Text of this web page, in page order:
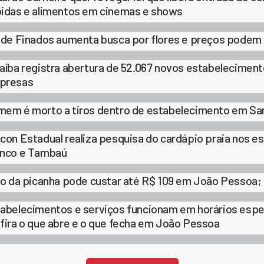
e alimentos em cinemas e shows
Finados aumenta busca por flores e preços
registra abertura de 52.067 novos
é morto a tiros dentro de estabelecimento em
Estadual realiza pesquisa do cardápio praia nos
e Tambaú
da picanha pode custar até R$ 109 em João
e serviços funcionam em horários
o que abre e o que fecha em João Pessoa